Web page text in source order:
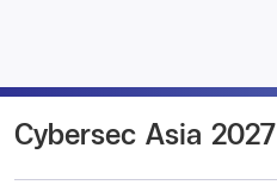
Cybersec Asia 2027